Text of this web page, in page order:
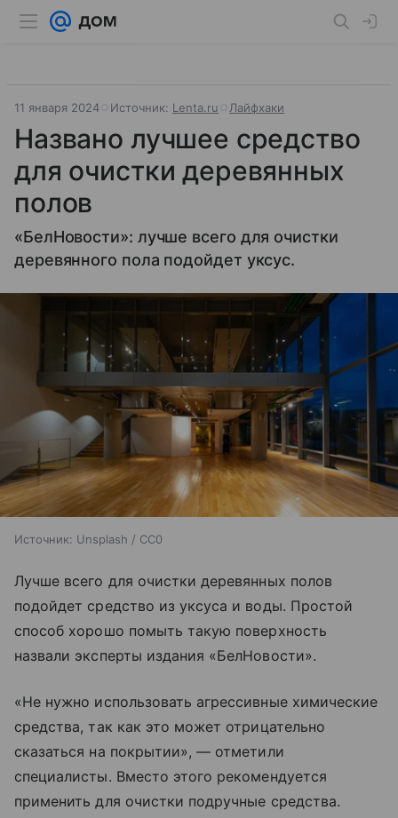
11 января 2024 Источник: Lenta.ru Лайфхаки
Названо лучшее средство
для очистки деревянных
полов
«БелНовости»: лучше всего для очистки
деревянного пола подойдет уксус.
Источник: Unsplash / CC0
Лучше всего для очистки деревянных полов
подойдет средство из уксуса и воды. Простой
способ хорошо помыть такую поверхность
назвали эксперты издания «БелНовости».
«Не нужно использовать агрессивные химические
средства, так как это может отрицательно
сказаться на покрытии», — отметили
специалисты. Вместо этого рекомендуется
применить для очистки подручные средства.